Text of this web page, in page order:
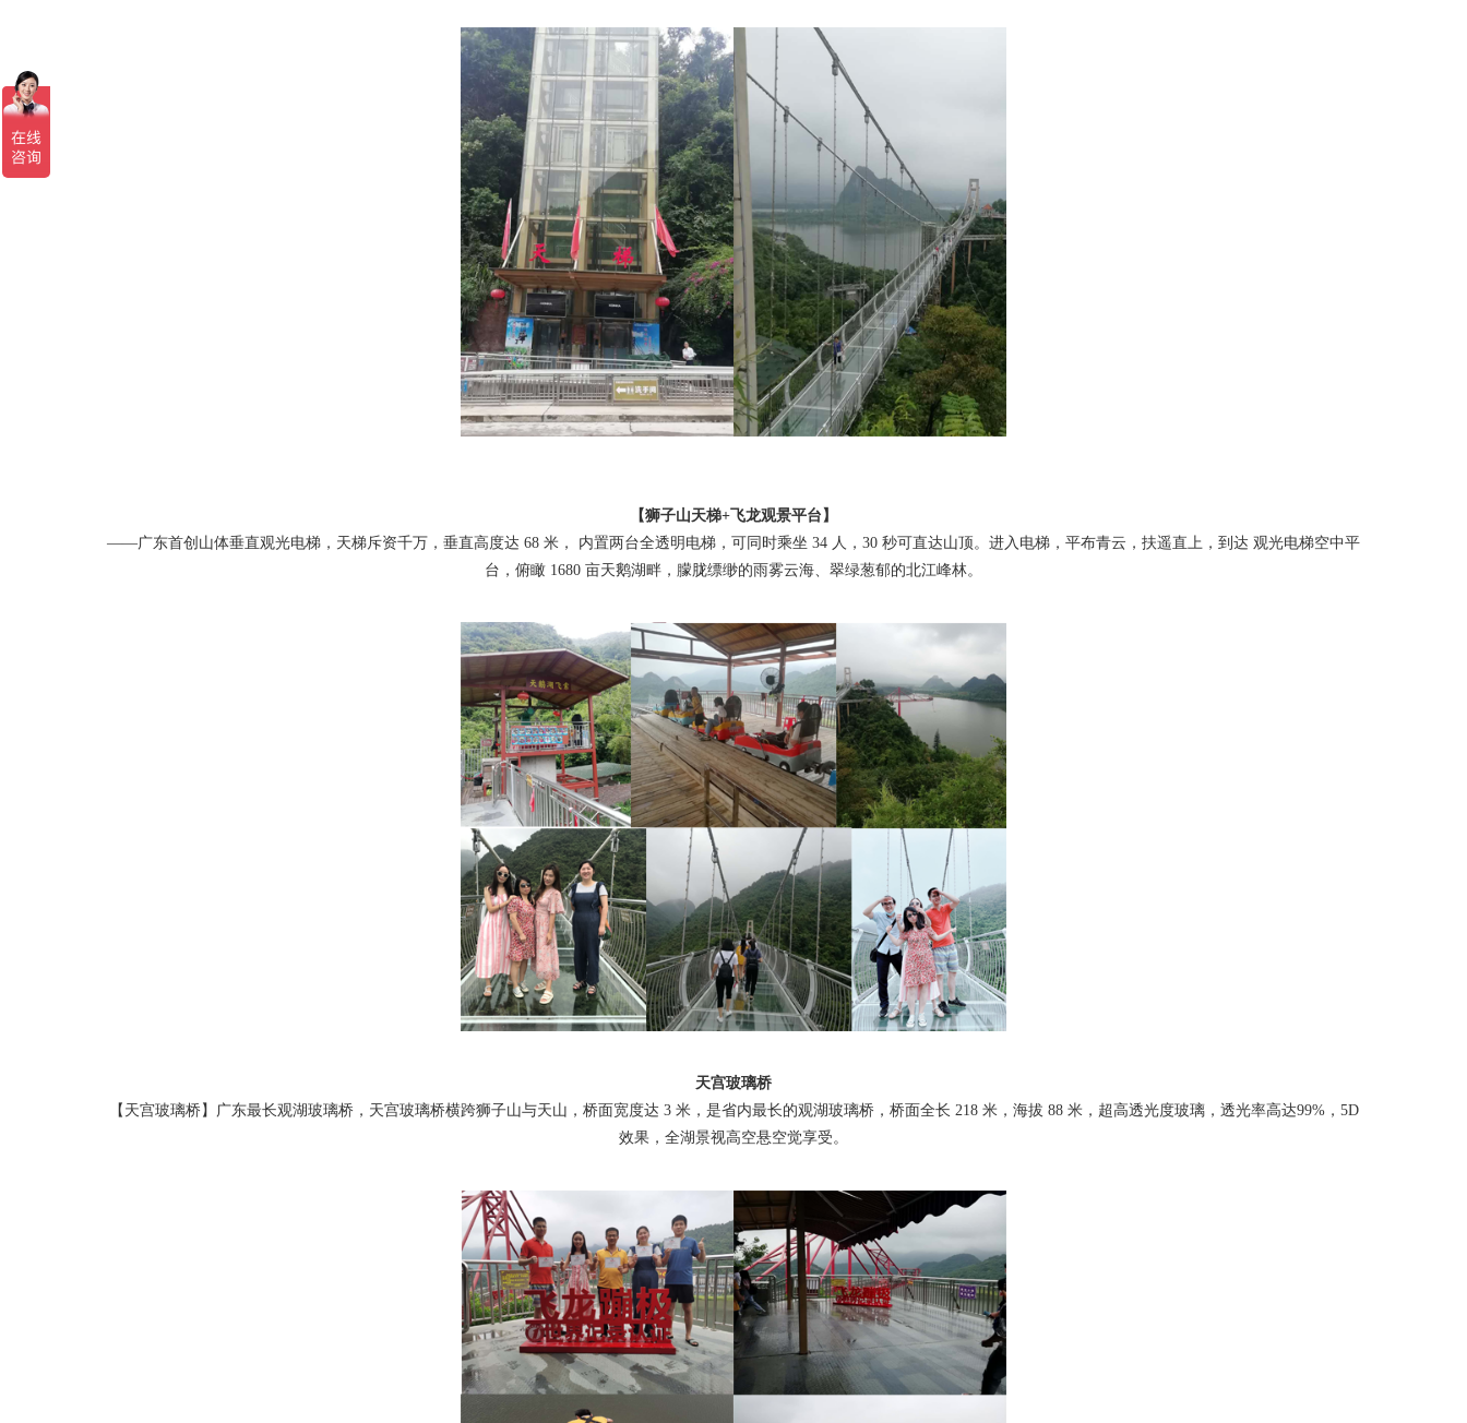
【狮子山天梯+飞龙观景平台】
——广东首创山体垂直观光电梯，天梯斥资千万，垂直高度达 68 米， 内置两台全透明电梯，可同时乘坐 34 人，30 秒可直达山顶。进入电梯，平布青云，扶遥直上，到达 观光电梯空中平
台，俯瞰 1680 亩天鹅湖畔，朦胧缥缈的雨雾云海、翠绿葱郁的北江峰林。
天宫玻璃桥
【天宫玻璃桥】广东最长观湖玻璃桥，天宫玻璃桥横跨狮子山与天山，桥面宽度达 3 米，是省内最长的观湖玻璃桥，桥面全长 218 米，海拔 88 米，超高透光度玻璃，透光率高达99%，5D
效果，全湖景视高空悬空觉享受。